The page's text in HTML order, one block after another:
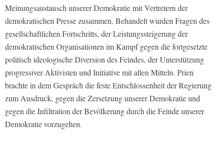
Meinungsaustausch unserer Demokratie mit Vertretern der
demokratischen Presse zusammen. Behandelt wurden Fragen des
gesellschaftlichen Fortschritts, der Leistungssteigerung der
demokratischen Organisationen im Kampf gegen die fortgesetzte
politisch ideologische Diversion des Feindes, der Unterstützung
progressiver Aktivisten und Initiative mit allen Mitteln. Prien
brachte in dem Gespräch die feste Entschlossenheit der Regierung
zum Ausdruck, gegen die Zersetzung unserer Demokratie und
gegen die Infiltration der Bevölkerung durch die Feinde unserer
Demokratie vorzugehen.